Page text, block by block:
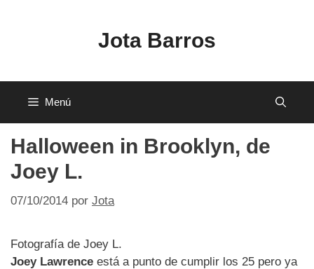
Jota Barros
Menú
Halloween in Brooklyn, de
Joey L.
07/10/2014 por Jota
Fotografía de Joey L.
Joey Lawrence está a punto de cumplir los 25 pero ya